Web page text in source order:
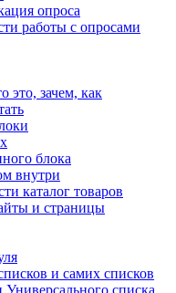
опроса
работы с опросами
это, зачем, как
блока
внутри
каталог товаров
и страницы
и самих списков
списка